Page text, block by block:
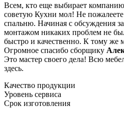
Всем, кто еще выбирает
советую Кухни мол! Не
спальню. Начиная с обсуждения
монтажом никаких проблем не
быстро и качественно. К тому же
Огромное спасибо сборщику
Это мастер своего дела! Всю
здесь.
Качество продукции
Уровень сервиса
Срок изготовления